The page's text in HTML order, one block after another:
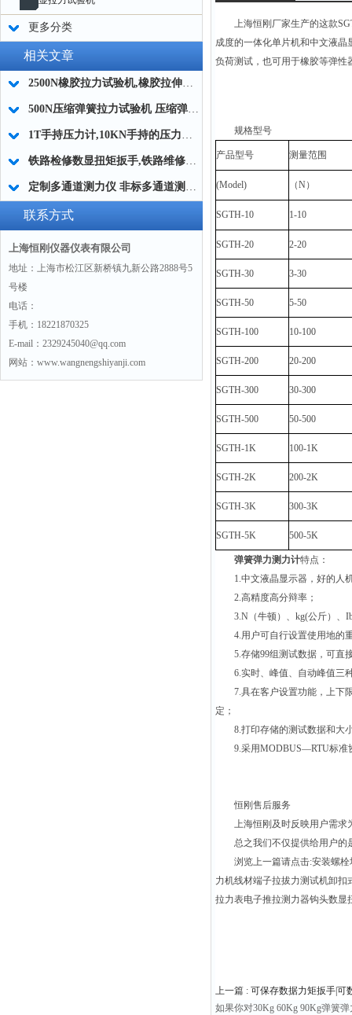
更多分类
相关文章
2500N橡胶拉力试验机,橡胶拉伸试验机厂家
500N压缩弹簧拉力试验机 压缩弹簧测力仪 压缩弹簧拉力检测设备厂家
1T手持压力计,10KN手持的压力计技术参数
铁路检修数显扭矩扳手,铁路维修数字扭矩扳手,铁路维修检测用的扭矩扳手
定制多通道测力仪 非标多通道测力仪 数字测力仪工作原理
联系方式
上海恒刚仪器仪表有限公司
地址：上海市松江区新桥镇九新公路2888号5
号楼
电话：
手机：18221870325
E-mail：2329245040@qq.com
网站：www.wangnengshiyanji.com
上海恒刚厂家生产的这款
成度的一体化单片机和中文液
负荷测试，也可用于橡胶等弹性
规格型号
产品型号 测量范围
(Model) （N）
SGTH-10 1-10
SGTH-20 2-20
SGTH-30 3-30
SGTH-50 5-50
SGTH-100 10-100
SGTH-200 20-200
SGTH-300 30-300
SGTH-500 50-500
SGTH-1K 100-1K
SGTH-2K 200-2K
SGTH-3K 300-3K
SGTH-5K 500-5K
弹簧弹力测力计特点：
1.中文液晶显示器，好的人
2.高精度高分辩率；
3.N（牛顿）、kg(公斤）、
4.用户可自行设置使用地的重
5.存储99组测试数据，可直
6.实时、峰值、自动峰值三
7.具在客户设置功能，上下限
定；
8.打印存储的测试数据和大小
9.采用MODBUS—RTU标准
恒刚售后服务
上海恒刚及时反映用户需求为
总之我们不仅提供给用户的是
浏览上一篇请点击:安装螺栓
力机线材端子拉拔力测试机卸
拉力表电子推拉测力器钩头数显
上一篇 : 可保存数据力矩扳手|可
如果你对30Kg 60Kg 90Kg弹簧